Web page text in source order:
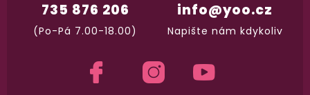
Garance vrácení peněz
info@yoo.cz
Napište nám kdykoliv
735 876 206
(Po-Pá 7.00-18.00)